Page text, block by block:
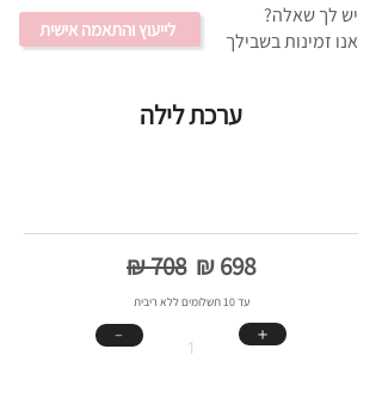
לייעוץ והתאמה אישית
יש לך שאלה?
אנו זמינות בשבילך
ערכת לילה
₪ 708₪ 698
עד 10 תשלומים ללא ריבית
﹣ ＋